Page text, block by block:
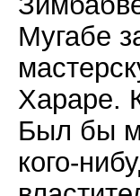
Мугабе
Хараре.
Был бы
кого-